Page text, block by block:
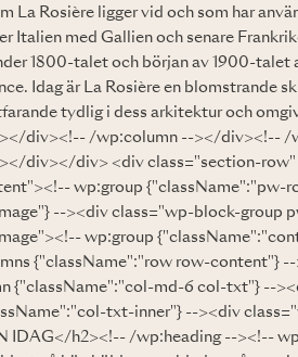
La Rosière ligger vid och som har
Italien med Gallien och senare
1800-talet och början av 1900-talet
Idag är La Rosière en blomstrande
tydlig i dess arkitektur och
div><!-- /wp:column --></div><!-- /
div></div> <div class="section-
wp:group {"className":"pw-
--><div class="wp-block-group
wp:group
{"className":"row row-content"}
{"className":"col-md-6 col-txt"} --
txt-inner"} --><div
IDAG</h2><!-- /wp:heading --><!--